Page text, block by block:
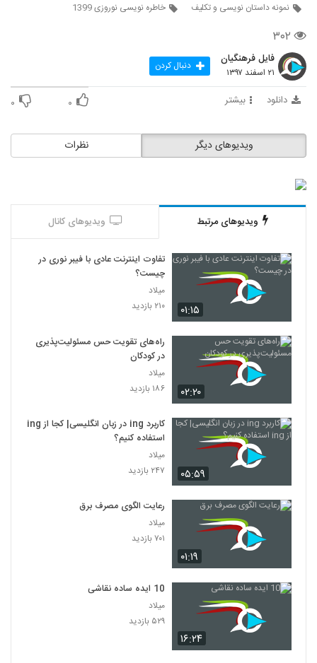
نمونه داستان نویسی و تکلیف
خاطره نویسی نوروزی 1399
۳۰۲
فایل فرهنگیان
۲۱ اسفند ۱۳۹۷ دنبال کردن
دانلود بیشتر ۰ ۰
نظرات ویدیوهای دیگر
ویدیوهای مرتبط ویدیوهای کانال
۰۱:۱۵
تفاوت اینترنت عادی با فیبر نوری در
چیست؟
میلاد
۲۱۰ بازدید
۰۲:۲۰
راه‌های تقویت حس مسئولیت‌پذیری
در کودکان
میلاد
۱۸۶ بازدید
۰۵:۵۹
کاربرد ing در زبان انگلیسی| کجا از ing
استفاده کنیم؟
میلاد
۲۴۷ بازدید
۰۱:۱۹
رعایت الگوی مصرف برق
میلاد
۷۰۱ بازدید
۱۶:۲۴
10 ایده ساده نقاشی
میلاد
۵۲۹ بازدید